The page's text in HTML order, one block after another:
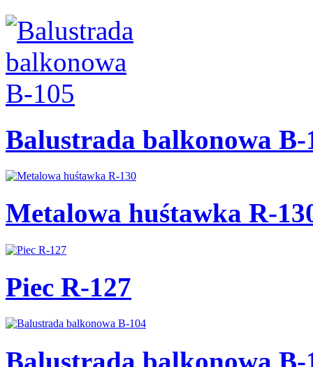
Balustrada balkonowa B-
Metalowa huśtawka R-
Piec R-127
Balustrada balkonowa B-